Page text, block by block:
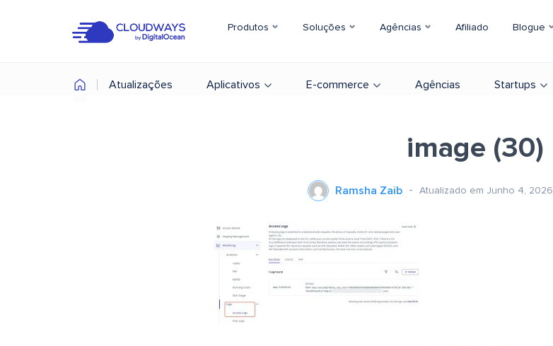
Produtos Soluções Agências Afiliado Blogue
Atualizações Aplicativos E-commerce Agências Startups
image (30)
Ramsha Zaib Atualizado em Junho 4, 2026